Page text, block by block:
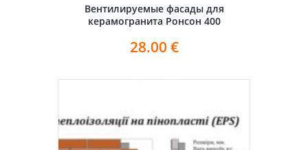
Вентилируемые фасады для
керамогранита Ронсон 400
28.00 €